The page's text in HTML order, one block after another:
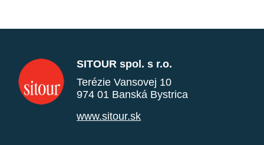
SITOUR spol. s r.o.
Terézie Vansovej 10
974 01 Banská Bystrica
www.sitour.sk